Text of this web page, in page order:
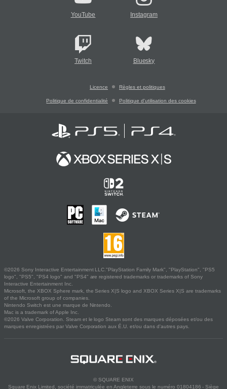
YouTube Instagram
Twitch Bluesky
Licence Règles et politiques
Politique de confidentialité Politique d'utilisation des cookies
©2026 Sony Interactive Entertainment LLC."PlayStation Family Mark", "PlayStation", "PS5
logo", "PS5", "PS4 logo" and "PS4" are registered trademarks or trademarks of Sony
Interactive Entertainment Inc.
Microsoft, the XBOX Sphere mark, the Series X|S logo and XBOX Series X|S are trademarks
of the Microsoft group of companies.
Nintendo Switch est une marque de Nintendo.
Mac is a trademark of Apple Inc.
©2026 Valve Corporation. Steam et le logo Steam sont des marques déposées et/ou des
marques enregistrées par Valve Corporation aux É.U. et/ou dans d'autres pays.
© SQUARE ENIX
Square Enix Limited, société immatriculée en Angleterre sous le numéro 01804186 - Siège